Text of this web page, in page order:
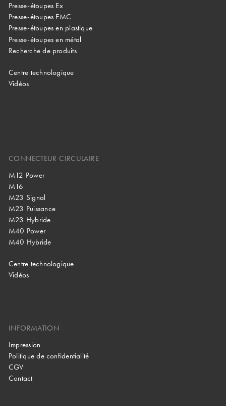
Presse-étoupes Ex
Presse-étoupes EMC
Presse-étoupes en plastique
Presse-étoupes en métal
Recherche de produits
Centre technologique
Vidéos
CONNECTEUR CIRCULAIRE
M12 Power
M16
M23 Signal
M23 Puissance
M23 Hybride
M40 Power
M40 Hybride
Centre technologique
Vidéos
INFORMATION
Impression
Politique de confidentialité
CGV
Contact